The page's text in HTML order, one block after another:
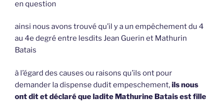
en question
ainsi nous avons trouvé qu’il y a un empêchement du 4
au 4e degré entre lesdits Jean Guerin et Mathurin
Batais
à l’égard des causes ou raisons qu’ils ont pour
demander la dispense dudit empeschement,ils nous
ont dit et déclaré que ladite Mathurine Batais est fille